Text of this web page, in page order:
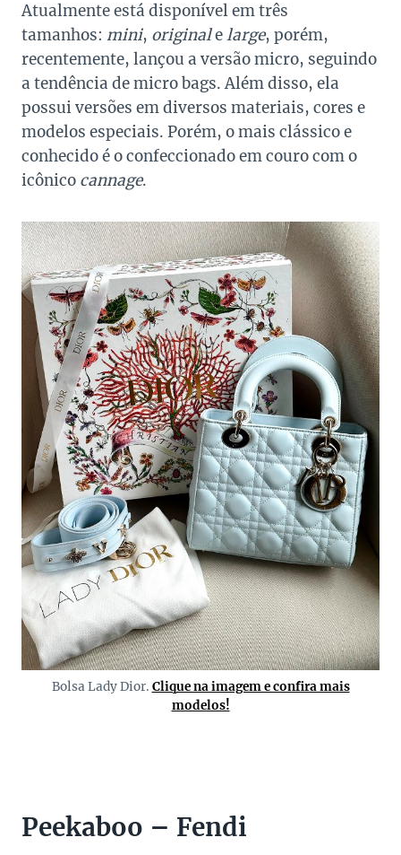
Atualmente está disponível em três
tamanhos: mini, originalelarge, porém,
recentemente, lançou a versão micro, seguindo
a tendência de micro bags. Além disso, ela
possui versões em diversos materiais, cores e
modelos especiais. Porém, o mais clássico e
conhecido é o confeccionado em couro com o
icônico cannage.
Bolsa Lady Dior. Clique na imagem e confira mais
modelos!
Peekaboo – Fendi